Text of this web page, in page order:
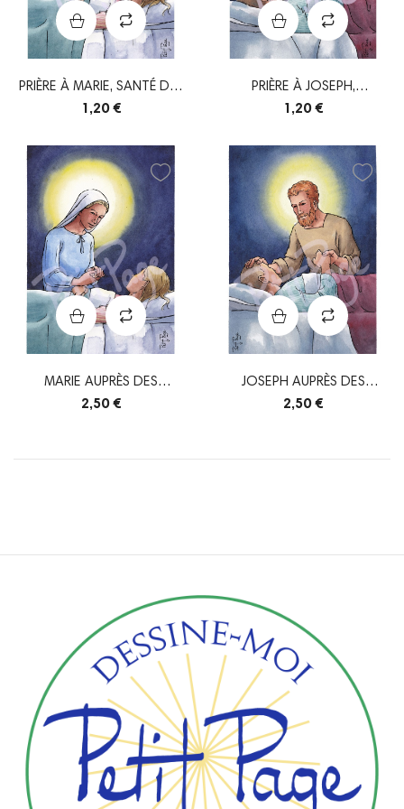
PRIÈRE À MARIE, SANTÉ DES
MALADES
1,20 €
PRIÈRE À JOSEPH,
ESPÉRANCE DES MALADES
1,20 €
MARIE AUPRÈS DES
MALADES
2,50 €
JOSEPH AUPRÈS DES
MALADES
2,50 €